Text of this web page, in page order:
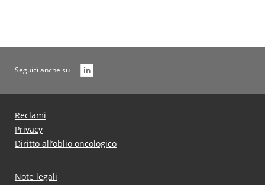
Seguici anche su
Reclami
Privacy
Diritto all’oblio oncologico
Note legali